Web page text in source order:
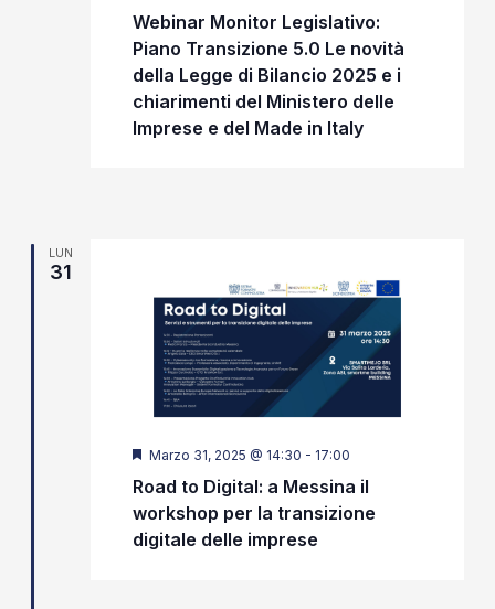
Webinar Monitor Legislativo:
Piano Transizione 5.0 Le novità
della Legge di Bilancio 2025 e i
chiarimenti del Ministero delle
Imprese e del Made in Italy
LUN
31
Segnalati
Marzo 31, 2025 @ 14:30 - 17:00
Road to Digital: a Messina il
workshop per la transizione
digitale delle imprese